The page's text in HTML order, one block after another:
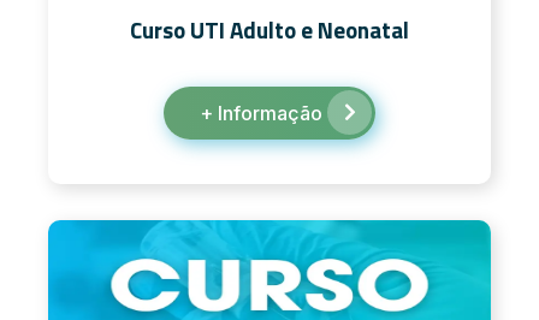
Curso UTI Adulto e Neonatal
+ Informação